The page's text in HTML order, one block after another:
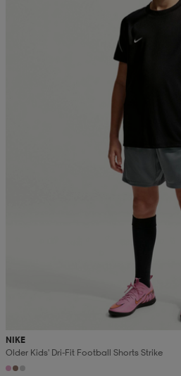
NIKE
Older Kids' Dri-Fit Football Shorts Strike